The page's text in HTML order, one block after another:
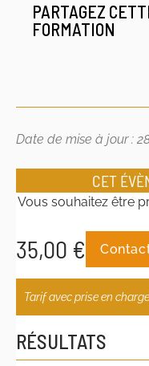
PARTAGEZ
FORMATION
Date de mise à jour :
CET
Vous souhaitez être
35,00 €
Tarif avec prise en
RÉSULTATS